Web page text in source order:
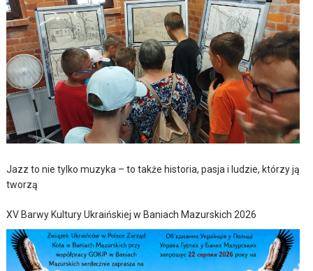
Jazz to nie tylko muzyka – to także historia, pasja i ludzie, którzy ją
tworzą
XV Barwy Kultury Ukraińskiej w Baniach Mazurskich 2026